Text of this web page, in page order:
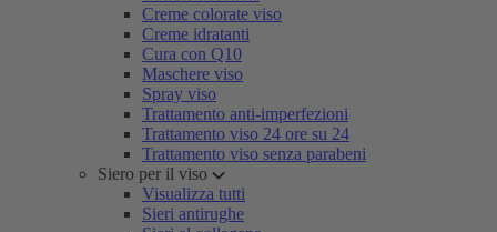
Creme colorate viso
Creme idratanti
Cura con Q10
Maschere viso
Spray viso
Trattamento anti-imperfezioni
Trattamento viso 24 ore su 24
Trattamento viso senza parabeni
Siero per il viso
Visualizza tutti
Sieri antirughe